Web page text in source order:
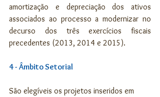
amortização e depreciação dos ativos
associados ao processo a modernizar no
decurso dos três exercícios fiscais
precedentes (2013, 2014 e 2015).
4 - Âmbito Setorial
São elegíveis os projetos inseridos em